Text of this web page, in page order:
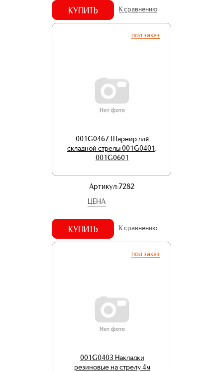
КУПИТЬ К сравнению
под заказ
001G0467 Шарнир для
складной стрелы 001G0401,
001G0601
Артикул:7282
ЦЕНА
КУПИТЬ К сравнению
под заказ
001G0403 Накладки
резиновые на стрелу 4м